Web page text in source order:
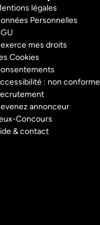
légales
Personnelles
mes droits
Cookies
: non conforme
annonceur
Concours
& contact